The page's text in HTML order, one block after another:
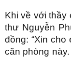
Khi về với thầy
thư Nguyễn
đồng: “Xin
căn phòng